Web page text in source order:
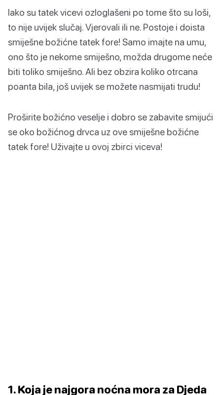
Iako su tatek vicevi ozloglašeni po tome što su loši,
to nije uvijek slučaj. Vjerovali ili ne. Postoje i doista
smiješne božićne tatek fore! Samo imajte na umu,
ono što je nekome smiješno, možda drugome neće
biti toliko smiješno. Ali bez obzira koliko otrcana
poanta bila, još uvijek se možete nasmijati trudu!
Proširite božićno veselje i dobro se zabavite smijući
se oko božićnog drvca uz ove smiješne božićne
tatek fore! Uživajte u ovoj zbirci viceva!
1. Koja je najgora noćna mora za Djeda